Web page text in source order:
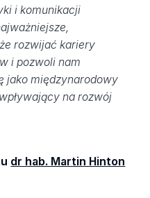
i komunikacji
rozwijać kariery
i pozwoli nam
jako międzynarodowy
na rozwój
dr hab. Martin Hinton